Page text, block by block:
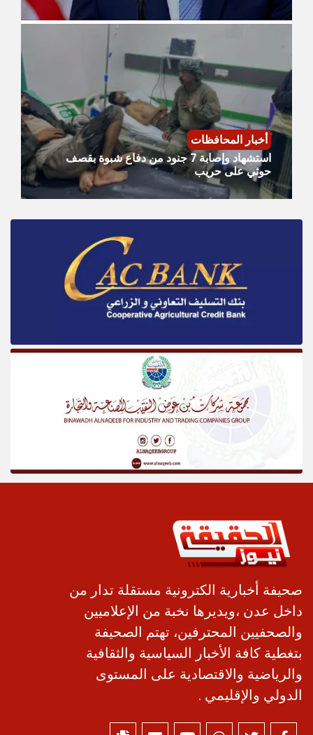
أخبار المحافظات
استشهاد وإصابة 7 جنود من دفاع شبوة بقصف
حوثي على حريب
صحيفة أخبارية الكترونية مستقلة تدار من
داخل عدن ،ويديرها نخبة من الإعلاميين
والصحفيين المحترفين، تهتم الصحيفة
بتغطية كافة الأخبار السياسية والثقافية
والرياضية والاقتصادية على المستوى
الدولي والإقليمي .